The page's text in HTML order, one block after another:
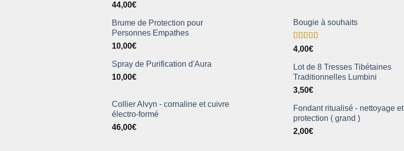
44,00€
Brume de Protection pour
Personnes Empathes
10,00€
Spray de Purification d'Aura
10,00€
Collier Alvyn - cornaline et cuivre
électro-formé
46,00€
Bougie à souhaits
Note5.00
sur 5
4,00€
Lot de 8 Tresses Tibétaines
Traditionnelles Lumbini
3,50€
Fondant ritualisé - nettoyage et
protection ( grand )
2,00€